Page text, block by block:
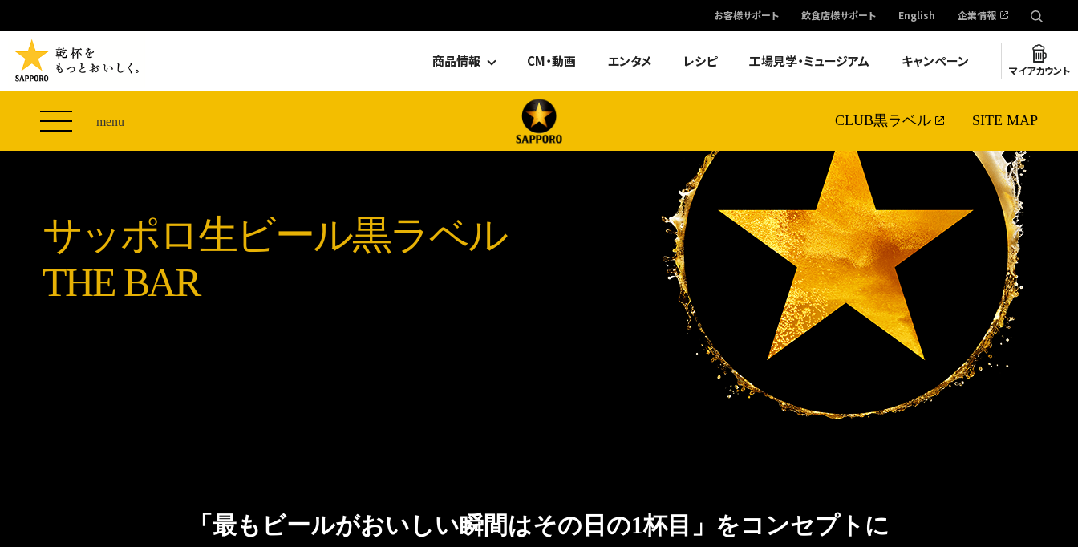
お客様サポート 飲食店様サポート English 企業情報
商品情報 CM・動画 エンタメ レシピ 工場見学・ミュージアム キャンペーン
マイアカウント
menu CLUB黒ラベル SITE MAP
THE PERFECT 黒ラベル WAGON -LIVE DRAFT-
「満天☆青空レストラン」コラボキャンペーン
Collaboration
「丸くなるな、☆星になれ。」限定デザイン缶数量
サッポロ生ビール黒ラベル
オカズデザインが提案する
黒ラベルに合う食40選
ザ・パーフェクト黒ラベルが飲めるお店
CLUB 黒ラベル
サッポロ生ビール黒ラベル
THE BAR
「最もビールがおいしい瞬間はその日の1杯目」をコンセプトに